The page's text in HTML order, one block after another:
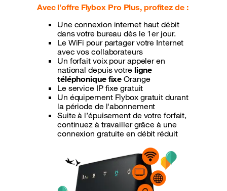
Avec l’offre Flybox Pro Plus, profitez de :
Une connexion internet haut débit
dans votre bureau dès le 1er jour.
Le WiFi pour partager votre Internet
avec vos collaborateurs
Un forfait voix pour appeler en
national depuis votre ligne
téléphonique fixeOrange
Le service IP fixe gratuit
Un équipement Flybox gratuit durant
la période de l'abonnement
Suite à l’épuisement de votre forfait,
continuez à travailler grâce à une
connexion gratuite en débit réduit